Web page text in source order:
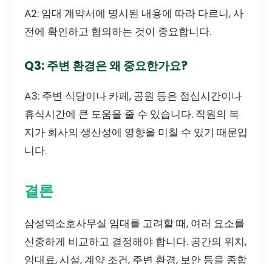
A2: 임대 계약서에 명시된 내용에 따라 다르니, 사
전에 확인하고 협의하는 것이 중요합니다.
Q3: 주변 환경은 왜 중요한가요?
A3: 주변 식당이나 카페, 공원 등은 점심시간이나
휴식시간에 큰 도움을 줄 수 있습니다. 직원의 복
지가 회사의 생산성에 영향을 미칠 수 있기 때문입
니다.
결론
삼성역소호사무실 임대를 고려할 때, 여러 요소를
신중하게 비교하고 결정해야 합니다. 공간의 위치,
임대료, 시설, 계약 조건, 주변 환경, 보안 등을 종합